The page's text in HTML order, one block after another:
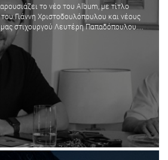
το νέο του Album, με τίτλο
Γιάννη Χριστοδουλόπουλου και νέους
στιχουργού Λευτέρη Παπαδόπουλου....